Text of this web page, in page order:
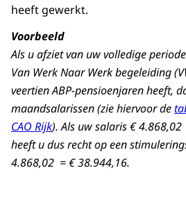
heeft gewerkt.
Voorbeeld
Als u afziet van uw volledige
Van Werk Naar Werk begeleiding
veertien ABP-pensioenjaren heeft,
maandsalarissen (zie hiervoor de
CAO Rijk). Als uw salaris €
heeft u dus recht op een
4.868,02 = € 38.944,16‬.